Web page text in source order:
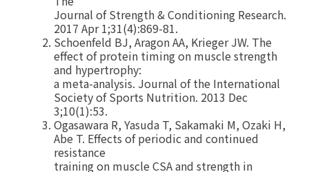
Journal of Strength & Conditioning Research.
2017 Apr 1;31(4):869-81.
Schoenfeld BJ, Aragon AA, Krieger JW. The
effect of protein timing on muscle strength
and hypertrophy:
a meta-analysis. Journal of the International
Society of Sports Nutrition. 2013 Dec
3;10(1):53.
Ogasawara R, Yasuda T, Sakamaki M, Ozaki H,
Abe T. Effects of periodic and continued
resistance
training on muscle CSA and strength in